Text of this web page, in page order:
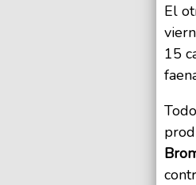
El
15